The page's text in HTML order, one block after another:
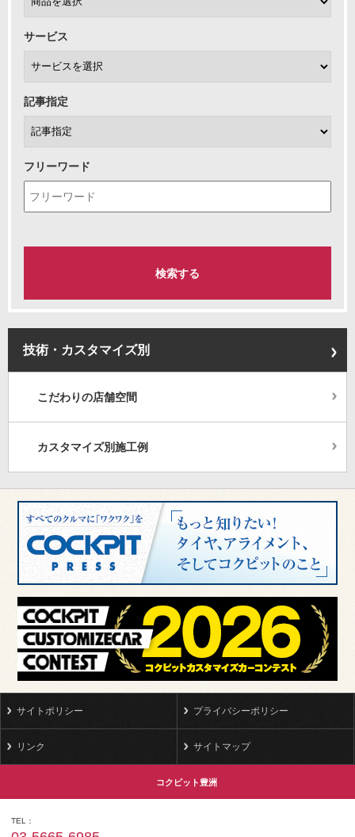
サービス
記事指定
フリーワード
技術・カスタマイズ別
こだわりの店舗空間
カスタマイズ別施工例
サイトポリシー プライバシーポリシー
リンク サイトマップ
コクピット豊洲
TEL